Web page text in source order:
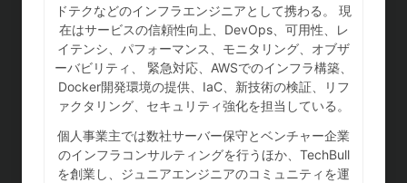
ドテクなどのインフラエンジニアとして携わる。 現
在はサービスの信頼性向上、DevOps、可用性、レ
イテンシ、パフォーマンス、モニタリング、オブザ
ーバビリティ、 緊急対応、AWSでのインフラ構築、
Docker開発環境の提供、IaC、新技術の検証、リフ
ァクタリング、セキュリティ強化を担当している。
個人事業主では数社サーバー保守とベンチャー企業
のインフラコンサルティングを行うほか、TechBull
を創業し、ジュニアエンジニアのコミュニティを運